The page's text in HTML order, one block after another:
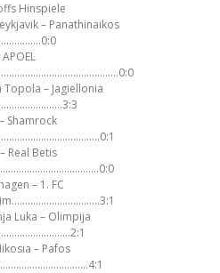
Hinspiele
– Panathinaikos
Topola – Jagiellonia
Shamrock
Real Betis
– 1. FC
Luka – Olimpija
– Pafos